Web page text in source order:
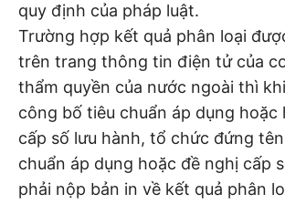
quy định của pháp luật.
Trường hợp kết quả phân loại
trên trang thông tin điện tử của
thẩm quyền của nước ngoài thì
công bố tiêu chuẩn áp dụng hoặc
cấp số lưu hành, tổ chức đứng
chuẩn áp dụng hoặc đề nghị cấp
phải nộp bản in về kết quả phân